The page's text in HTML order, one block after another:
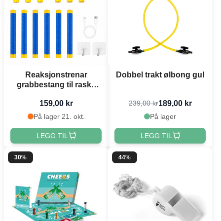
Reaksjonstrenar
grabbestang til raske
159,00 kr
På lager 21. okt.
LEGG TIL
Dobbel trakt ølbong gul
239,00 kr189,00 kr
På lager
LEGG TIL
30% 44%